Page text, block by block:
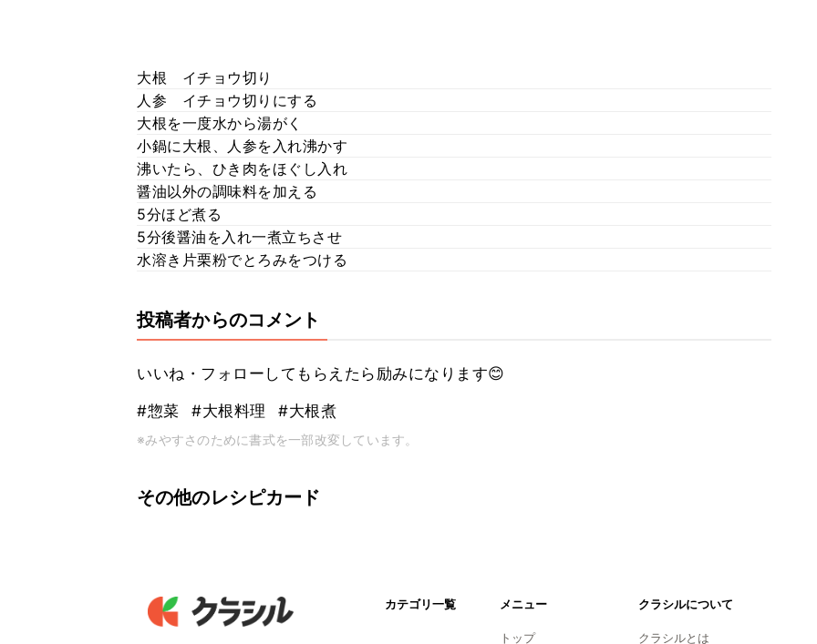
大根 イチョウ切り
人参 イチョウ切りにする
大根を一度水から湯がく
小鍋に大根、人参を入れ沸かす
沸いたら、ひき肉をほぐし入れ
醤油以外の調味料を加える
5分ほど煮る
5分後醤油を入れ一煮立ちさせ
水溶き片栗粉でとろみをつける
投稿者からのコメント
いいね・フォローしてもらえたら励みになります😊
#惣菜 #大根料理 #大根煮
※みやすさのために書式を一部改変しています。
その他のレシピカード
カテゴリ一覧 メニュー
トップ
クラシルについて
クラシルとは